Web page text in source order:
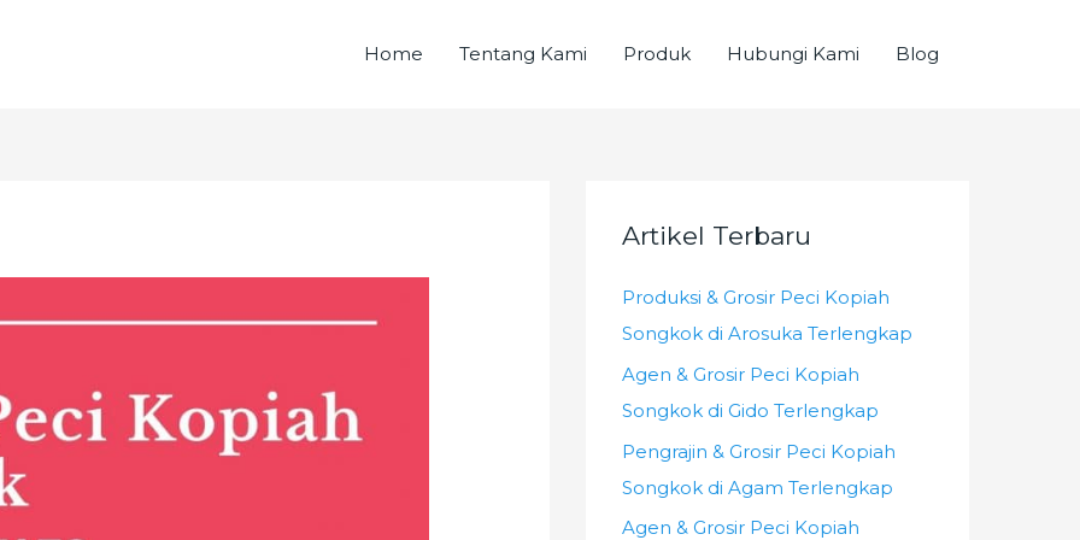
Home Tentang Kami Produk Hubungi Kami Blog
Artikel Terbaru
Produksi & Grosir Peci Kopiah
Songkok di Arosuka Terlengkap
Agen & Grosir Peci Kopiah
Songkok di Gido Terlengkap
Pengrajin & Grosir Peci Kopiah
Songkok di Agam Terlengkap
Agen & Grosir Peci Kopiah